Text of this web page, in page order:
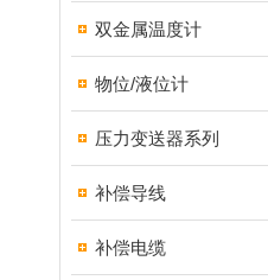
双金属温度计
物位/液位计
压力变送器系列
补偿导线
补偿电缆